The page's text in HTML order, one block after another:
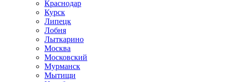
Краснодар
Курск
Липецк
Лобня
Лыткарино
Москва
Московский
Мурманск
Мытищи